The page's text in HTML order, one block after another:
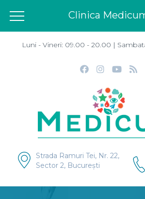
Luni - Vineri: 09.00 - 20.00 |
Strada Ramuri Tei, Nr. 22,
Sector 2, București
Clinica